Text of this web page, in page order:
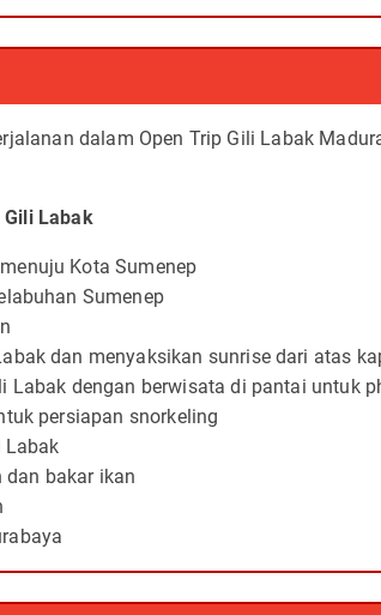
dalam Open Trip Gili Labak
Labak
Kota Sumenep
Sumenep
dan menyaksikan sunrise dari atas
Labak dengan berwisata di pantai untuk
persiapan snorkeling
Labak
dan bakar ikan